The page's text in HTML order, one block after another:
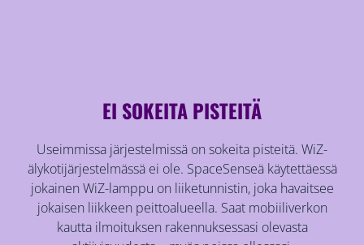
EI SOKEITA PISTEITÄ
Useimmissa järjestelmissä on sokeita pisteitä. WiZ-
älykotijärjestelmässä ei ole. SpaceSenseä käytettäessä
jokainen WiZ-lamppu on liiketunnistin, joka havaitsee
jokaisen liikkeen peittoalueella. Saat mobiiliverkon
kautta ilmoituksen rakennuksessasi olevasta